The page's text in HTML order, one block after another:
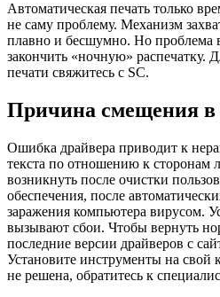
Автоматическая печать только
не саму проблему. Механизм
плавно и бесшумно. Но проблема
закончить «ночную» распечатку.
печати свяжитесь с SC.
Причина смещения в
Ошибка драйвера приводит к
текста по отношению к сторонам
возникнуть после очистки
обеспечения, после
заражения компьютера вирусом.
вызывают сбои. Чтобы вернуть
последние версии драйверов с
Установите инструменты на свой
не решена, обратитесь к